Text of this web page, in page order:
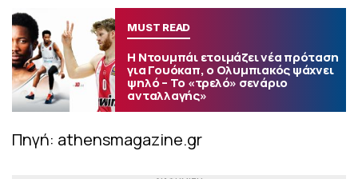
MUST READ
Η Ντουμπάι ετοιμάζει νέα πρόταση
για Γουόκαπ, ο Ολυμπιακός ψάχνει
ψηλό – Το «τρελό» σενάριο
ανταλλαγής»
Πηγή: athensmagazine.gr